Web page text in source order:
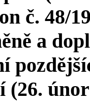
č. 48/
a
(26.